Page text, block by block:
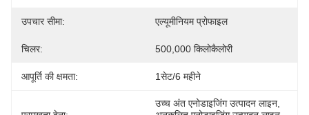
उपचार सीमा: एल्यूमीनियम प्रोफाइल
चिलर: 500,000 किलोकैलोरी
आपूर्ति की क्षमता: 1सेट/6 महीने
उच्च अंत एनोडाइजिंग उत्पादन लाइन